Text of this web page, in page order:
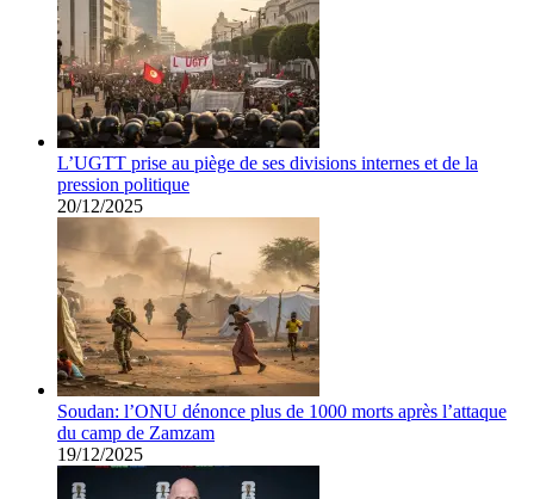
L’UGTT prise au piège de ses divisions internes et de la
pression politique
20/12/2025
Soudan: l’ONU dénonce plus de 1000 morts après l’attaque
du camp de Zamzam
19/12/2025